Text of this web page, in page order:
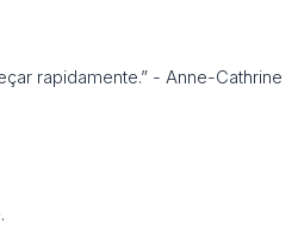
rapidamente.” - Anne-Cathrine